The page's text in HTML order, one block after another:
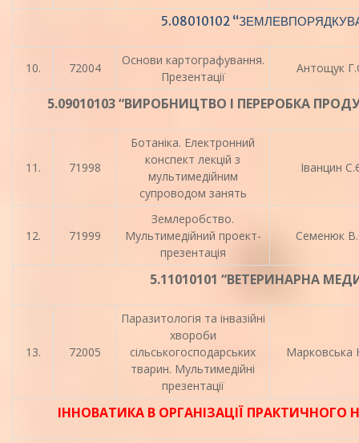
5.08010102
10. 72004
Основи картографування.
Презентації
Антощук
5.09010103 “ВИРОБНИЦТВО І ПЕРЕРОБКА
11. 71998
Ботаніка. Електронний
конспект лекцій з
мультимедійним
супроводом занять
Іванцин
12. 71999
Землеробство.
Мультимедійний проект-
презентація
Семенюк
5.11010101 “ВЕТЕРИНАРНА
13. 72005
Паразитологія та інвазійні
хвороби
сільськогосподарських
тварин. Мультимедійні
презентації
Марковська
ІННОВАТИКА В ОРГАНІЗАЦІЇ ПРАКТИЧНОГО